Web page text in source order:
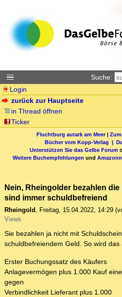
Suche:
Login
zurück zur Hauptseite
in Thread öffnen
Ticker
Fluchtburg autark am Meer|
Bücher vom Kopp-Verlag |
Unterstützen Sie das Gelbe Forum
Weitere Buchempfehlungen und
Nein, Rheingolder bezahlen
sind immer schuldbefreiend
Rheingold , Freitag, 15.04.2022, 14:29
Views
Sie bezahlen ja nicht mit
schuldbefreiendem Geld. So wird das
Erster Buchungssatz des Käufers
Anlagevermögen plus 1.000 Kauf
gegen
Verbindlichkeit Lieferant plus 1.000